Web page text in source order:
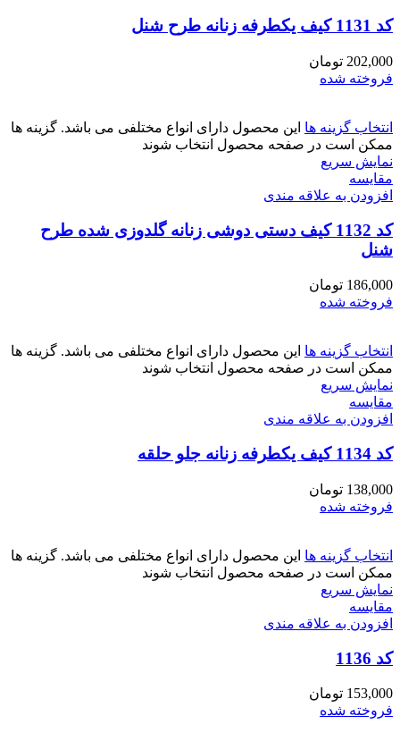
کد 1131 کیف یکطرفه زنانه طرح شنل
202,000 تومان
فروخته شده
انتخاب گزینه ها این محصول دارای انواع مختلفی می باشد. گزینه ها
ممکن است در صفحه محصول انتخاب شوند
نمایش سریع
مقايسه
افزودن به علاقه مندی
کد 1132 کیف دستی دوشی زنانه گلدوزی شده طرح
شنل
186,000 تومان
فروخته شده
انتخاب گزینه ها این محصول دارای انواع مختلفی می باشد. گزینه ها
ممکن است در صفحه محصول انتخاب شوند
نمایش سریع
مقايسه
افزودن به علاقه مندی
کد 1134 کیف یکطرفه زنانه جلو حلقه
138,000 تومان
فروخته شده
انتخاب گزینه ها این محصول دارای انواع مختلفی می باشد. گزینه ها
ممکن است در صفحه محصول انتخاب شوند
نمایش سریع
مقايسه
افزودن به علاقه مندی
کد 1136
153,000 تومان
فروخته شده